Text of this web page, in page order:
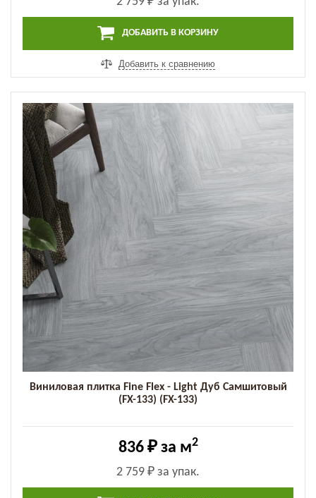
ДОБАВИТЬ В КОРЗИНУ
Добавить к сравнению
Виниловая плитка Fine Flex - Light Дуб Самшитовый
(FX-133) (FX-133)
836 ₽за м2
2 759 ₽ за упак.